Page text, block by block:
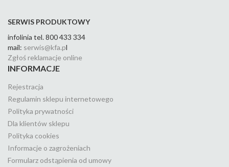
SERWIS PRODUKTOWY
infolinia tel. 800 433 334
mail: serwis@kfa.pl
Zgłoś reklamacje online
INFORMACJE
Rejestracja
Regulamin sklepu internetowego
Polityka prywatności
Dla klientów sklepu
Polityka cookies
Informacje o zagrożeniach
Formularz odstąpienia od umowy